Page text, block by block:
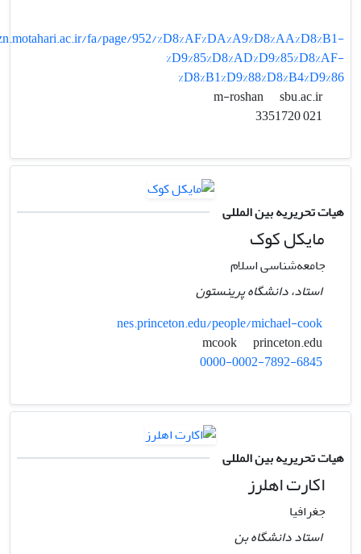
fa/page/952/%D8%AF%DA%A9%D8%AA%D8%B1-
%D9%85%D8%AD%D9%85%D8%AF-
%D8%B1%D9%88%D8%B4%D9%86
m-roshan
sbu.ac.ir
هیات تحریریه بین المللی
مایکل کوک
جامعه‌شناسی اسلام
استاد، دانشگاه پرینستون
nes.princeton.edu/people/michael-cook
princeton.edu
0000-0002-7892-6845
هیات تحریریه بین المللی
اکارت اهلرز
جغرافیا
استاد دانشگاه بن